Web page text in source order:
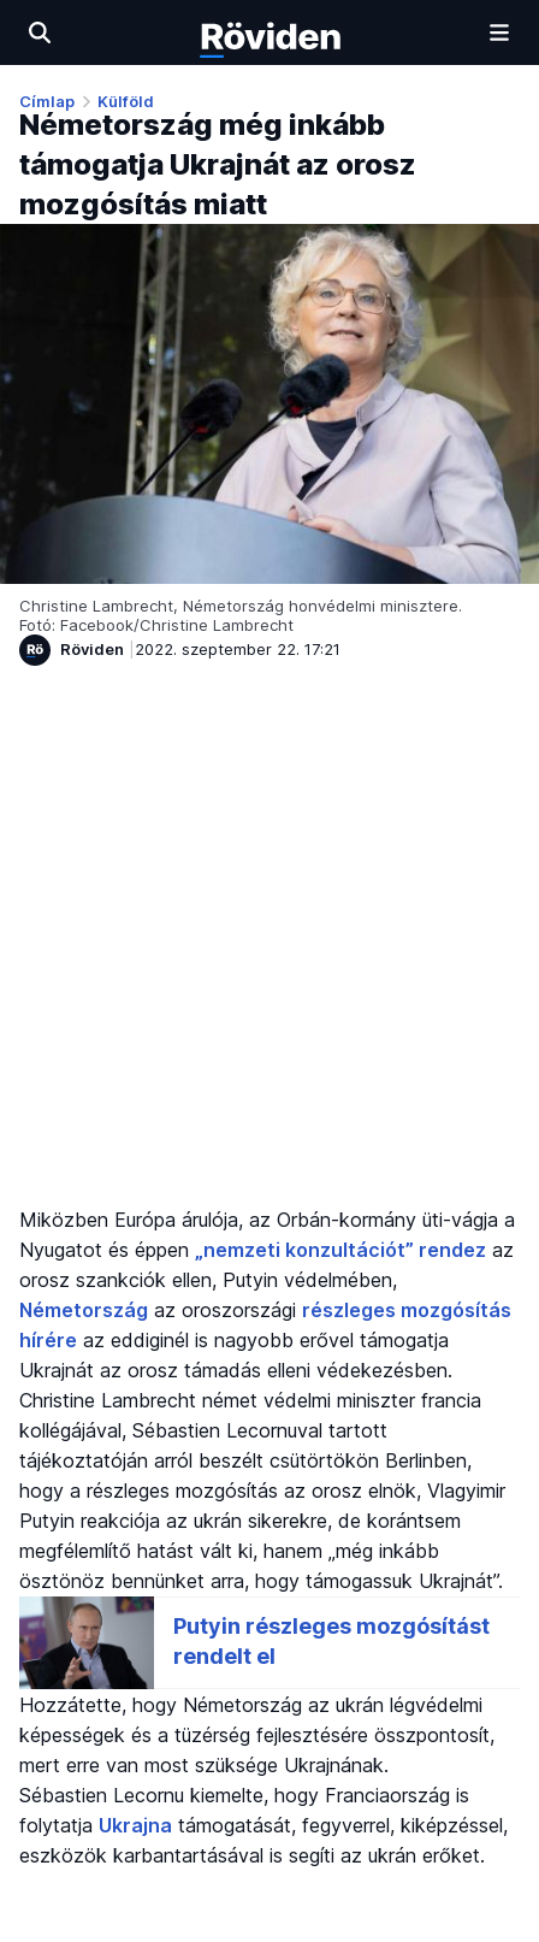
Címlap Külföld
Németország még inkább
támogatja Ukrajnát az orosz
mozgósítás miatt
Christine Lambrecht, Németország honvédelmi minisztere.
Fotó: Facebook/Christine Lambrecht
Röviden
2022. szeptember 22. 17:21
Miközben Európa árulója, az Orbán-kormány üti-vágja a
Nyugatot és éppen
„nemzeti konzultációt” rendez az
orosz szankciók ellen, Putyin védelmében,
Németország az oroszországi részleges mozgósítás
hírére az eddiginél is nagyobb erővel támogatja
Ukrajnát az orosz támadás elleni védekezésben.
Christine Lambrecht német védelmi miniszter francia
kollégájával, Sébastien Lecornuval tartott
tájékoztatóján arról beszélt csütörtökön Berlinben,
hogy a részleges mozgósítás az orosz elnök, Vlagyimir
Putyin reakciója az ukrán sikerekre, de korántsem
megfélemlítő hatást vált ki, hanem „még inkább
ösztönöz bennünket arra, hogy támogassuk Ukrajnát”.
Hozzátette, hogy Németország az ukrán légvédelmi
képességek és a tüzérség fejlesztésére összpontosít,
mert erre van most szüksége Ukrajnának.
Sébastien Lecornu kiemelte, hogy Franciaország is
folytatja Ukrajna támogatását, fegyverrel, kiképzéssel,
eszközök karbantartásával is segíti az ukrán erőket.